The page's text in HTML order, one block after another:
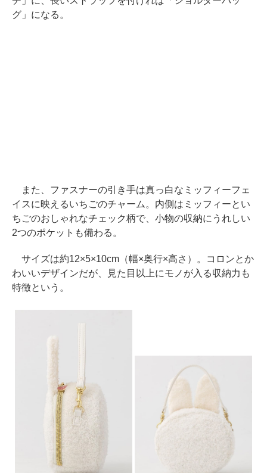
グ」になる。
また、ファスナーの引き手は真っ白なミッフィーフェ
イスに映えるいちごのチャーム。内側はミッフィーとい
ちごのおしゃれなチェック柄で、小物の収納にうれしい
2つのポケットも備わる。
サイズは約12×5×10cm（幅×奥行×高さ）。コロンとか
わいいデザインだが、見た目以上にモノが入る収納力も
特徴という。